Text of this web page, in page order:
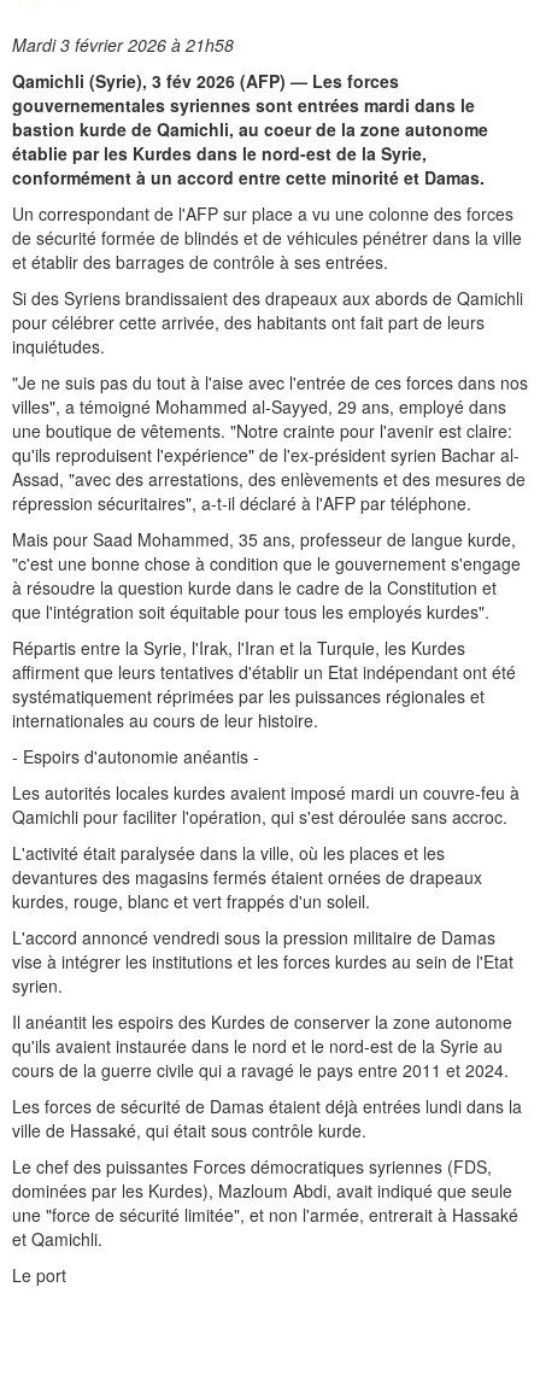
Mardi 3 février 2026 à 21h58
Qamichli (Syrie), 3 fév 2026 (AFP) — Les forces
gouvernementales syriennes sont entrées mardi dans le
bastion kurde de Qamichli, au coeur de la zone autonome
établie par les Kurdes dans le nord-est de la Syrie,
conformément à un accord entre cette minorité et Damas.
Un correspondant de l'AFP sur place a vu une colonne des forces
de sécurité formée de blindés et de véhicules pénétrer dans la ville
et établir des barrages de contrôle à ses entrées.
Si des Syriens brandissaient des drapeaux aux abords de Qamichli
pour célébrer cette arrivée, des habitants ont fait part de leurs
inquiétudes.
"Je ne suis pas du tout à l'aise avec l'entrée de ces forces dans nos
villes", a témoigné Mohammed al-Sayyed, 29 ans, employé dans
une boutique de vêtements. "Notre crainte pour l'avenir est claire:
qu'ils reproduisent l'expérience" de l'ex-président syrien Bachar al-
Assad, "avec des arrestations, des enlèvements et des mesures de
répression sécuritaires", a-t-il déclaré à l'AFP par téléphone.
Mais pour Saad Mohammed, 35 ans, professeur de langue kurde,
"c'est une bonne chose à condition que le gouvernement s'engage
à résoudre la question kurde dans le cadre de la Constitution et
que l'intégration soit équitable pour tous les employés kurdes".
Répartis entre la Syrie, l'Irak, l'Iran et la Turquie, les Kurdes
affirment que leurs tentatives d'établir un Etat indépendant ont été
systématiquement réprimées par les puissances régionales et
internationales au cours de leur histoire.
- Espoirs d'autonomie anéantis -
Les autorités locales kurdes avaient imposé mardi un couvre-feu à
Qamichli pour faciliter l'opération, qui s'est déroulée sans accroc.
L'activité était paralysée dans la ville, où les places et les
devantures des magasins fermés étaient ornées de drapeaux
kurdes, rouge, blanc et vert frappés d'un soleil.
L'accord annoncé vendredi sous la pression militaire de Damas
vise à intégrer les institutions et les forces kurdes au sein de l'Etat
syrien.
Il anéantit les espoirs des Kurdes de conserver la zone autonome
qu'ils avaient instaurée dans le nord et le nord-est de la Syrie au
cours de la guerre civile qui a ravagé le pays entre 2011 et 2024.
Les forces de sécurité de Damas étaient déjà entrées lundi dans la
ville de Hassaké, qui était sous contrôle kurde.
Le chef des puissantes Forces démocratiques syriennes (FDS,
dominées par les Kurdes), Mazloum Abdi, avait indiqué que seule
une "force de sécurité limitée", et non l'armée, entrerait à Hassaké
et Qamichli.
Le port